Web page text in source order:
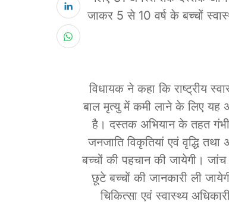
जाकर 5 से 10 वर्ष के बच्चों
विधायक ने कहा कि राष्ट्रीय
बाल मृत्यु में कमी लाने के लिए यह
है। दस्तक अभियान के तहत
जनजाति विकृतियां एवं वृद्धि तथा
बच्चों की पहचान की जायेगी।
छूटे बच्चों की जानकारी ली
चिकित्सा एवं स्वास्थ्य